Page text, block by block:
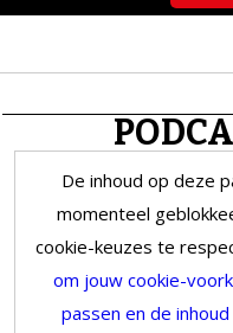
De inhoud op deze
momenteel
cookie-keuzes te
om jouw cookie-
passen en de